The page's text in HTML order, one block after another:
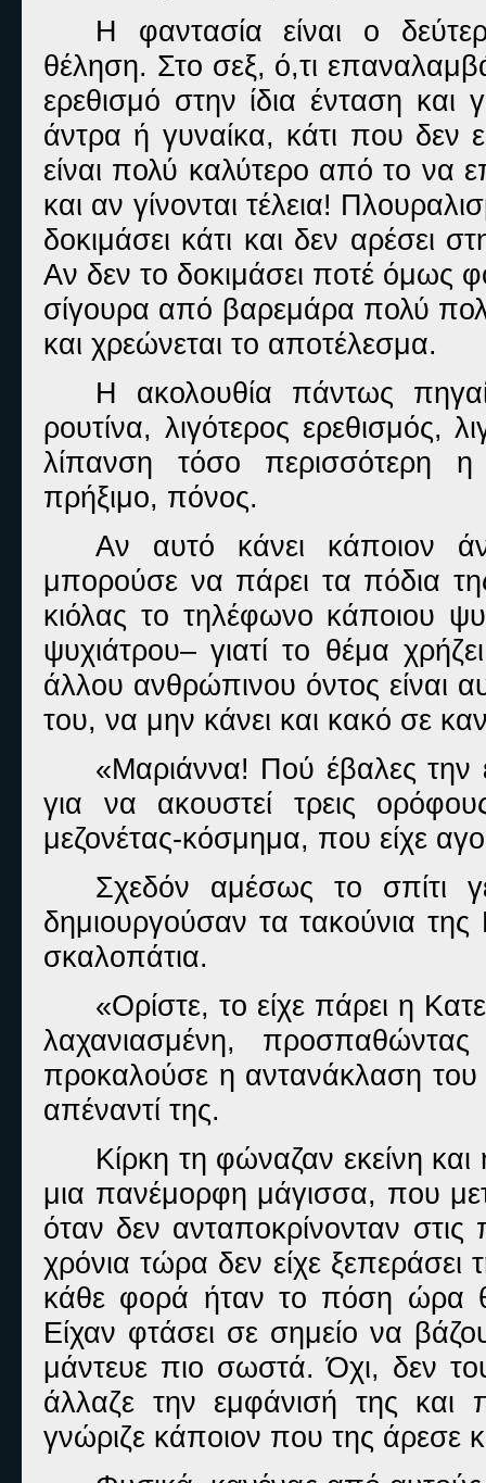
Η φαντασία είναι ο
θέληση. Στο σεξ, ό,τι
ερεθισμό στην ίδια ένταση και
άντρα ή γυναίκα, κάτι που δεν
είναι πολύ καλύτερο από το να
και αν γίνονται τέλεια!
δοκιμάσει κάτι και δεν αρέσει
Αν δεν το δοκιμάσει ποτέ όμως
σίγουρα από βαρεμάρα πολύ
και χρεώνεται το αποτέλεσμα.
Η ακολουθία πάντως
ρουτίνα, λιγότερος ερεθισμός,
λίπανση τόσο περισσότερη η
πρήξιμο, πόνος.
Αν αυτό κάνει κάποιον
μπορούσε να πάρει τα πόδια
κιόλας το τηλέφωνο κάποιου
ψυχιάτρου– γιατί το θέμα
άλλου ανθρώπινου όντος είναι
του, να μην κάνει και κακό σε
«Μαριάννα! Πού έβαλες την
για να ακουστεί τρεις
μεζονέτας-κόσμημα, που είχε
Σχεδόν αμέσως το σπίτι
δημιουργούσαν τα τακούνια
σκαλοπάτια.
«Ορίστε, το είχε πάρει η
λαχανιασμένη,
προκαλούσε η αντανάκλαση του
απέναντί της.
Κίρκη τη φώναζαν εκείνη
μια πανέμορφη μάγισσα, που
όταν δεν ανταποκρίνονταν
χρόνια τώρα δεν είχε
κάθε φορά ήταν το πόση ώρα
Είχαν φτάσει σε σημείο να
μάντευε πιο σωστά. Όχι, δεν
άλλαζε την εμφάνισή της
γνώριζε κάποιον που της άρεσε